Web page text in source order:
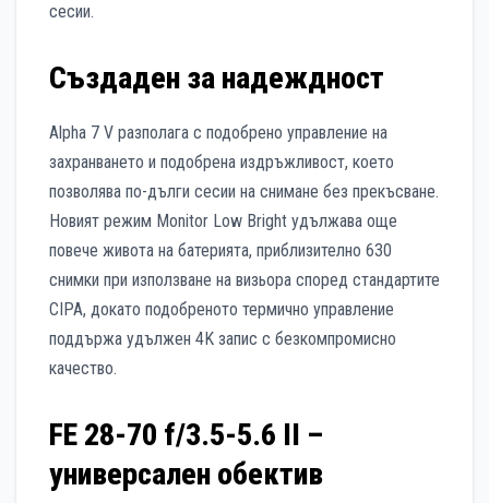
сесии.
Създаден за надеждност
Alpha 7 V разполага с подобрено управление на
захранването и подобрена издръжливост, което
позволява по-дълги сесии на снимане без прекъсване.
Новият режим Monitor Low Bright удължава още
повече живота на батерията, приблизително 630
снимки при използване на визьора според стандартите
CIPA, докато подобреното термично управление
поддържа удължен 4K запис с безкомпромисно
качество.
FE 28-70 f/3.5-5.6 II –
универсален обектив